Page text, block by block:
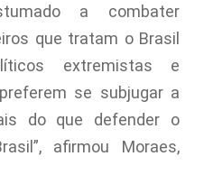
a combater
que tratam o Brasil
extremistas e
se subjugar a
do que defender o
afirmou Moraes,